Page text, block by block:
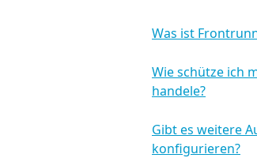
Was ist
Wie schütze ich
handele?
Gibt es weitere
konfigurieren?